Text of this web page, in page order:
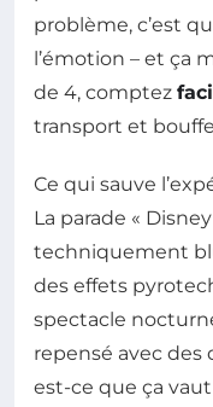
problème, c’est
l’émotion – et ça
de 4, comptez
transport et
Ce qui sauve
La parade «
techniquement
des effets
spectacle
repensé avec des
est-ce que ça